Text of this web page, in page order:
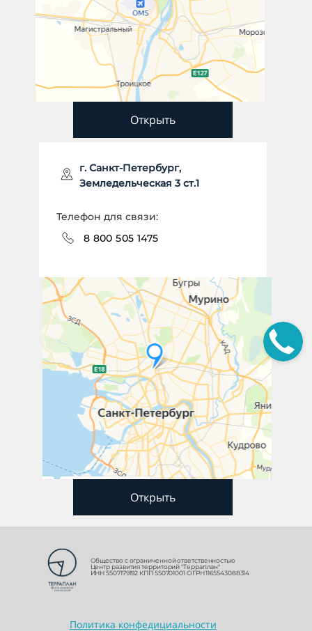
г. Санкт-Петербург,
Земледельческая 3 ст.1
Телефон для связи:
8 800 505 1475
Открыть
Открыть
Политика конфедициальности
Общество с ограниченной ответственностью
Центр развития территорий "Терраплан"
ИНН 5507179192 КПП 550701001 ОГРН 1165543088314